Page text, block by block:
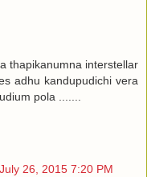
thapikanumna interstellar
adhu kandupudichi vera
pola .......
July 26, 2015 7:20 PM